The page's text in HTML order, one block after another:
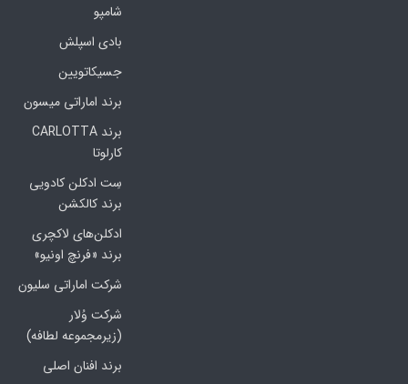
شامپو
بادی اسپلش
جسیکاتویین
برند اماراتی میسون
برند CARLOTTA
کارلوتا
سِت ادکلن کادویی
برند کالکشن
ادکلن‌های لاکچری
برند «فرنچ اونیو»
شرکت اماراتی سلیون
شرکت وُلار
(زیرمجموعه لطافه)
برند افنان اصلی